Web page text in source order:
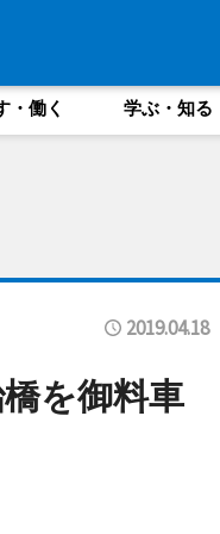
・働く 学ぶ・知る
2019.04.18
を御料車